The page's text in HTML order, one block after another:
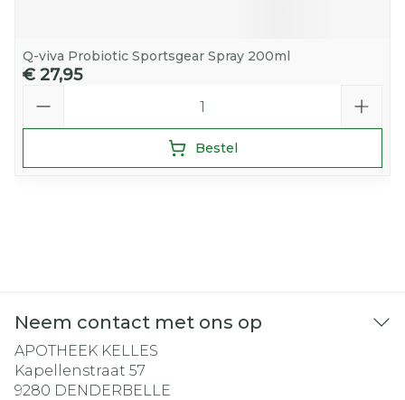
Q-viva Probiotic Sportsgear Spray 200ml
€ 27,95
Bestel
Neem contact met ons op
APOTHEEK KELLES
Kapellenstraat 57
9280 DENDERBELLE